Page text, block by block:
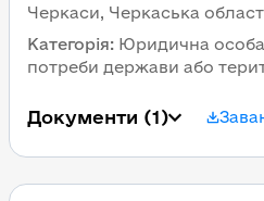
Черкаси, Черкаська
Категорія: Юридична
потреби держави або
Документи (1)